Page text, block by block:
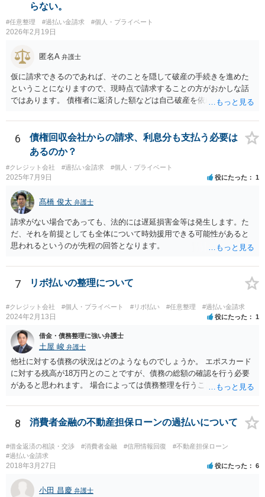
らない。
#任意整理 #過払い金請求 #個人・プライベート
2026年2月19日
匿名A 弁護士
仮に請求できるのであれば、そのことを隠して破産の手続きを進めた
ということになりますので、現時点で請求することの方がおかしな話
ではあります。 債権者に返済した額などは自己破産を依頼した弁護士
たはずです。
6
債権回収会社からの請求、利息分も支払う必要は
あるのか？
#クレジット会社 #過払い金請求 #個人・プライベート
2025年7月9日 役にたった 1
髙橋 俊太 弁護士
請求がない場合であっても、法的には遅延損害金等は発生します。た
だ、それを前提としても全体について時効援用できる可能性があると
思われるというのが先程の回答となります。
7 リボ払いの整理について
#クレジット会社 #個人・プライベート #リボ払い #任意整理 #過払い金請求
2024年2月13日 役にたった 1
借金・債務整理に強い弁護士
土屋 峻 弁護士
他社に対する債務の状況はどのようなものでしょうか。 エポスカード
に対する残高が18万円とのことですが、債務の総額の確認を行う必要
があると思われます。 場合によっては債務整理を行うことも検討する
8 消費者金融の不動産担保ローンの過払いについて
#借金返済の相談・交渉 #消費者金融 #信用情報回復
#不動産担保ローン
#過払い金請求
2018年3月27日 役にたった 6
小田 昌慶 弁護士